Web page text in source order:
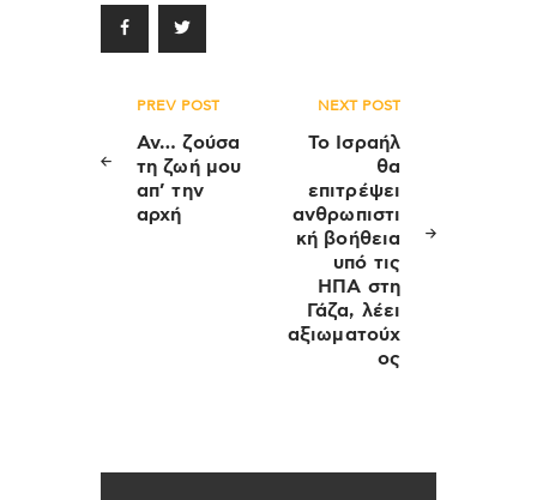
Πλοήγηση
άρθρων
PREV POST
Αν… ζούσα
τη ζωή μου
απ’ την
αρχή
NEXT POST
Το Ισραήλ
θα
επιτρέψει
ανθρωπιστι
κή βοήθεια
υπό τις
ΗΠΑ στη
Γάζα, λέει
αξιωματούχ
ος